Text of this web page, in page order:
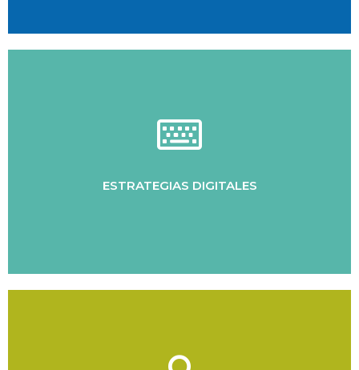
ESTRATEGIAS DIGITALES
adaptarse a las nuevas tendencias globales.